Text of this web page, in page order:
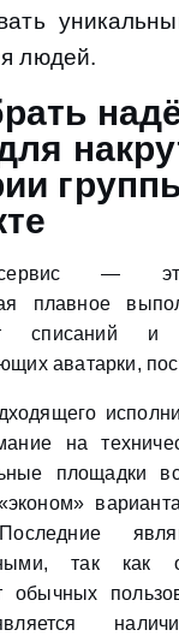
людей.
—
плавное
списаний и
аватарки,
на
площадки
так как
обычных